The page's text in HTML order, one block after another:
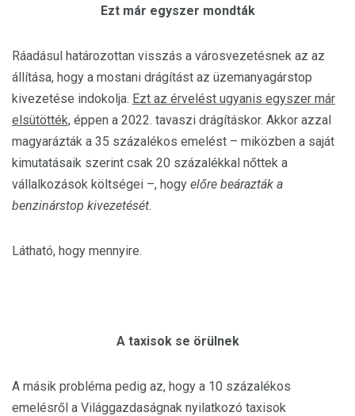
Ezt már egyszer mondták
Ráadásul határozottan visszás a városvezetésnek az az
állítása, hogy a mostani drágítást az üzemanyagárstop
kivezetése indokolja. Ezt az érvelést ugyanis egyszer már
elsütötték, éppen a 2022. tavaszi drágításkor. Akkor azzal
magyarázták a 35 százalékos emelést – miközben a saját
kimutatásaik szerint csak 20 százalékkal nőttek a
vállalkozások költségei –, hogy előre beárazták a
benzinárstop kivezetését.
Látható, hogy mennyire.
A taxisok se örülnek
A másik probléma pedig az, hogy a 10 százalékos
emelésről a Világgazdaságnak nyilatkozó taxisok